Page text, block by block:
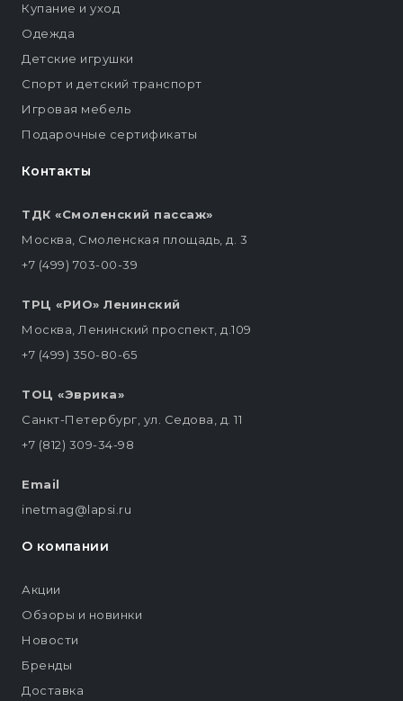
Контакты
ТДК «Смоленский пассаж»
Москва, Смоленская площадь, д. 3
+7 (499) 703-00-39
ТРЦ «РИО» Ленинский
Москва, Ленинский проспект, д.109
+7 (499) 350-80-65
ТОЦ «Эврика»
Санкт-Петербург, ул. Седова, д. 11
+7 (812) 309-34-98
Email
inetmag@lapsi.ru
Купание и уход
Одежда
Детские игрушки
Спорт и детский транспорт
Игровая мебель
Подарочные сертификаты
О компании
Акции
Обзоры и новинки
Новости
Бренды
Доставка